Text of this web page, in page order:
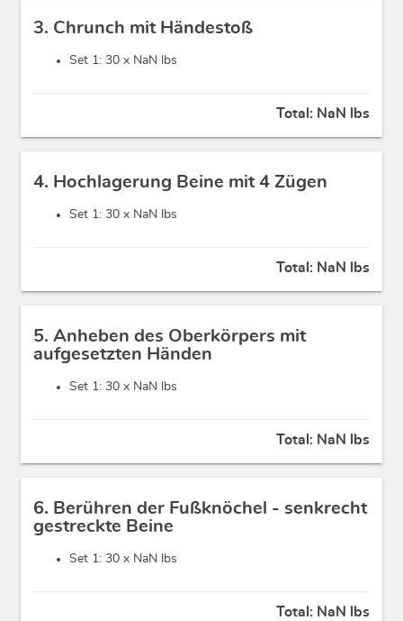
3. Chrunch mit Händestoß
Set 1: 30 x NaN lbs
Total: NaN lbs
4. Hochlagerung Beine mit 4 Zügen
Set 1: 30 x NaN lbs
Total: NaN lbs
5. Anheben des Oberkörpers mit
aufgesetzten Händen
Set 1: 30 x NaN lbs
Total: NaN lbs
6. Berühren der Fußknöchel - senkrecht
gestreckte Beine
Set 1: 30 x NaN lbs
Total: NaN lbs